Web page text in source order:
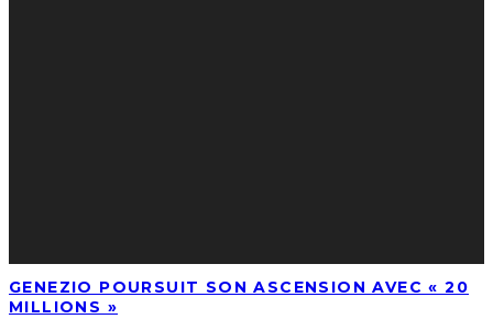
GENEZIO POURSUIT SON ASCENSION AVEC « 20
MILLIONS »